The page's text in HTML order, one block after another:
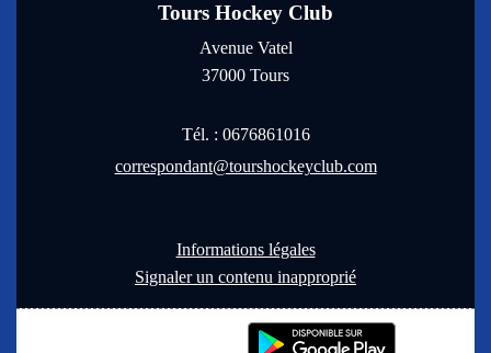
Tours Hockey Club
Avenue Vatel
37000 Tours
Tél. : 0676861016
correspondant@tourshockeyclub.com
Informations légales
Signaler un contenu inapproprié